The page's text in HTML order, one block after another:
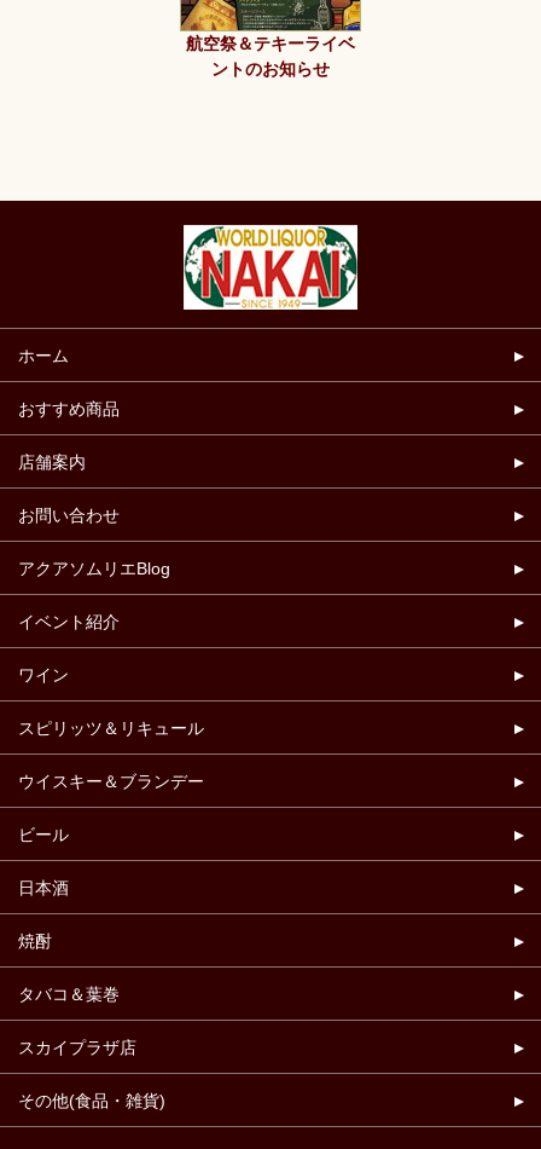
航空祭＆テキーライベ
ントのお知らせ
ホーム
おすすめ商品
店舗案内
お問い合わせ
アクアソムリエBlog
イベント紹介
ワイン
スピリッツ＆リキュール
ウイスキー＆ブランデー
ビール
日本酒
焼酎
タバコ＆葉巻
スカイプラザ店
その他(食品・雑貨)